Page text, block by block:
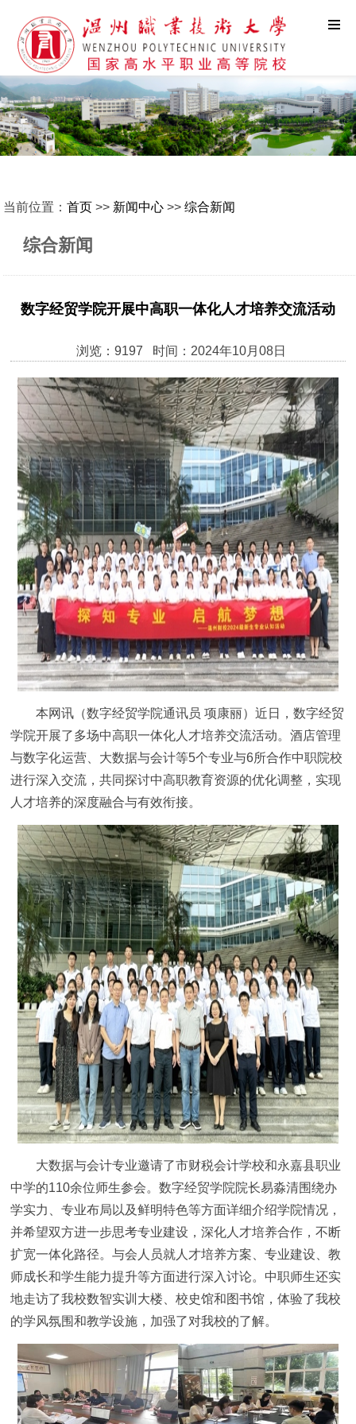
当前位置：首页 >> 新闻中心 >>综合新闻
综合新闻
数字经贸学院开展中高职一体化人才培养交流活动
浏览：9197 时间：2024年10月08日
本网讯（数字经贸学院通讯员 项康丽）近日，数字经贸
学院开展了多场中高职一体化人才培养交流活动。酒店管理
与数字化运营、大数据与会计等5个专业与6所合作中职院校
进行深入交流，共同探讨中高职教育资源的优化调整，实现
人才培养的深度融合与有效衔接。
大数据与会计专业邀请了市财税会计学校和永嘉县职业
中学的110余位师生参会。数字经贸学院院长易淼清围绕办
学实力、专业布局以及鲜明特色等方面详细介绍学院情况，
并希望双方进一步思考专业建设，深化人才培养合作，不断
扩宽一体化路径。与会人员就人才培养方案、专业建设、教
师成长和学生能力提升等方面进行深入讨论。中职师生还实
地走访了我校数智实训大楼、校史馆和图书馆，体验了我校
的学风氛围和教学设施，加强了对我校的了解。